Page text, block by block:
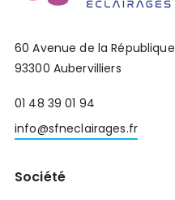
60 Avenue de la République
93300 Aubervilliers
01 48 39 01 94
info@sfneclairages.fr
Société